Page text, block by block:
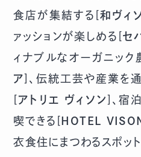
食店が集結する[ 和ヴィ
ァッションが楽しめる[ セ
ィナブルなオーガニック
ア
]、伝統工芸や産業を
アトリエ ヴィソン
]、宿
喫できる[
HOTEL VISON
衣食住にまつわるスポット